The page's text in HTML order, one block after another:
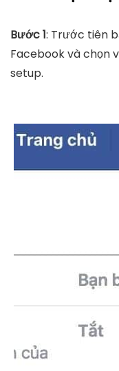
Bước 1: Trước tiên
Facebook và chọn
setup.